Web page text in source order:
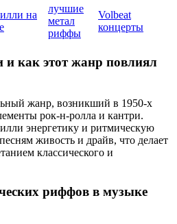
на
лучшие
метал
риффы
Volbeat
концерты
и как этот жанр повлиял
жанр, возникший в 1950-х
рок-н-ролла и кантри.
энергетику и ритмическую
живость и драйв, что делает
классического и
риффов в музыке